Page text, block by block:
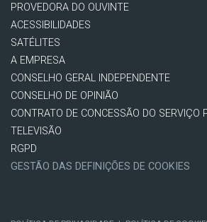
PROVEDORA DO OUVINTE
ACESSIBILIDADES
SATÉLITES
A EMPRESA
CONSELHO GERAL INDEPENDENTE
CONSELHO DE OPINIÃO
CONTRATO DE CONCESSÃO DO SERVIÇO
TELEVISÃO
RGPD
GESTÃO DAS DEFINIÇÕES DE COOKIES